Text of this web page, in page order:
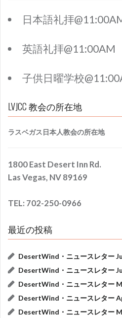
日本語礼拝
英語礼拝@11:00AM
子供日曜学校
LVJCC 教会の所在地
ラスベガス日本人教会の所在地
1800 East Desert Inn Rd.
Las Vegas, NV 89169
TEL: 702-250-0966
最近の投稿
DesertWind・ニュースレター
DesertWind・ニュースレター
DesertWind・ニュースレター
DesertWind・ニュースレター
DesertWind・ニュースレター